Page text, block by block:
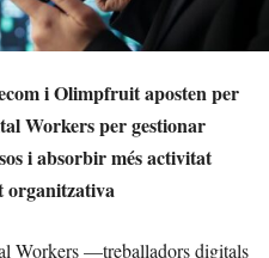
i Olimpfruit aposten per
Workers per gestionar
i absorbir més activitat
organitzativa
Workers —treballadors digitals